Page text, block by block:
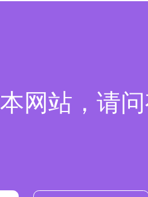
网站，请